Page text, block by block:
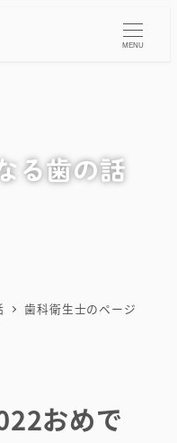
MENU
る歯の話
歯科衛生士のページ
おめで